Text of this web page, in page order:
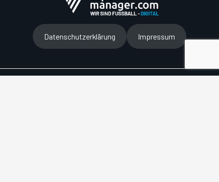
Datenschutzerklärung Impressum